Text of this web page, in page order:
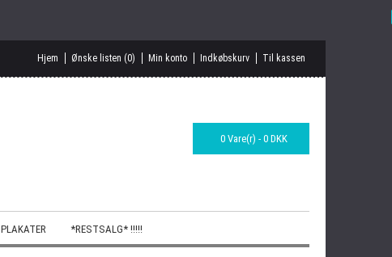
Hjem Ønske listen (0) Min konto Indkøbskurv Til kassen
0 Vare(r) - 0 DKK
PLAKATER *RESTSALG* !!!!!